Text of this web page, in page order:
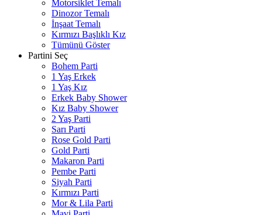
Motorsiklet Temalı
Dinozor Temalı
İnşaat Temalı
Kırmızı Başlıklı Kız
Tümünü Göster
Partini Seç
Bohem Parti
1 Yaş Erkek
1 Yaş Kız
Erkek Baby Shower
Kız Baby Shower
2 Yaş Parti
Sarı Parti
Rose Gold Parti
Gold Parti
Makaron Parti
Pembe Parti
Siyah Parti
Kırmızı Parti
Mor & Lila Parti